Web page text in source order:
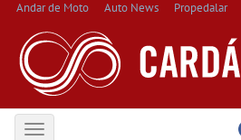
Andar de Moto Auto News Propedalar
Toggle